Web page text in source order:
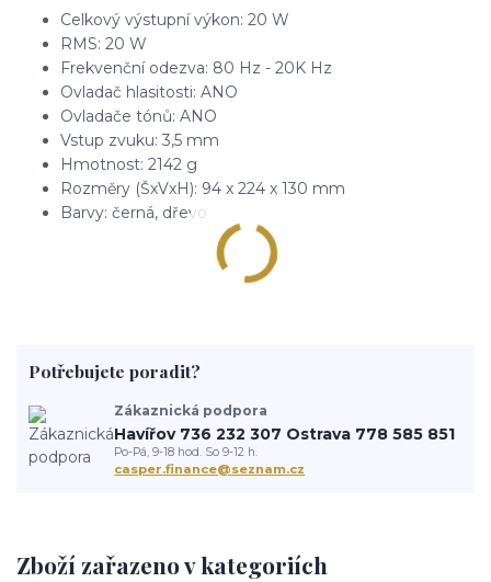
Celkový výstupní výkon: 20 W
RMS: 20 W
Frekvenční odezva: 80 Hz - 20K Hz
Ovladač hlasitosti: ANO
Ovladače tónů: ANO
Vstup zvuku: 3,5 mm
Hmotnost: 2142 g
Rozměry (ŠxVxH): 94 x 224 x 130 mm
Barvy: černá, dřevo
Zboží zařazeno v kategoriích
Potřebujete poradit?
Zákaznická podpora
Havířov 736 232 307 Ostrava 778 585 851
Po-Pá, 9-18 hod. So 9-12 h.
casper.finance@seznam.cz